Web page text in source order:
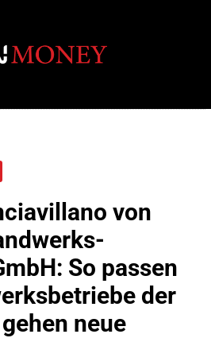
von
So passen
der
neue